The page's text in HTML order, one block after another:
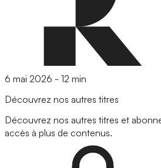
6 mai 2026 - 12 min
Découvrez nos autres titres
Découvrez nos autres titres et
accès à plus de contenus.